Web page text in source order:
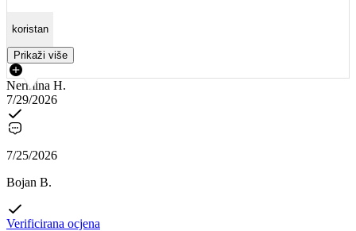
koristan
Prikaži više
Nermina H.
7/29/2026
7/25/2026
Bojan B.
Verificirana ocjena